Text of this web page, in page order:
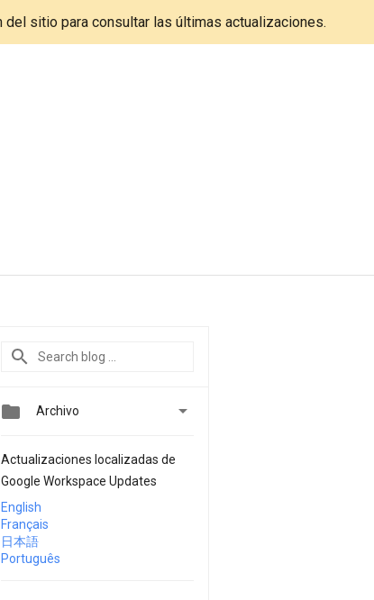
sitio para consultar las últimas actualizaciones.
 Archivo 
Actualizaciones localizadas de
Google Workspace Updates
English
Français
日本語
Português